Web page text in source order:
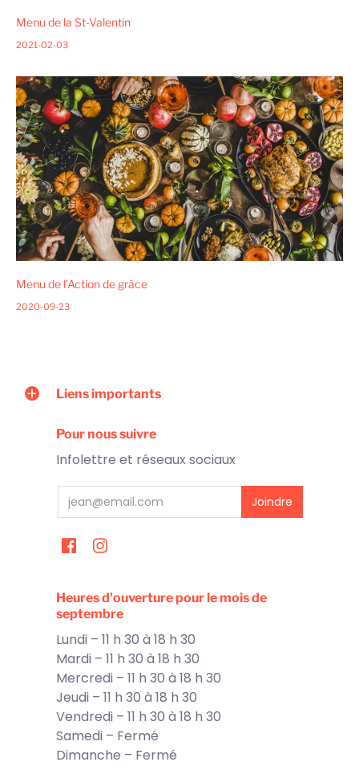
Menu de la St-Valentin
2021-02-03
Menu de l'Action de grâce
2020-09-23
Liens importants
Pour nous suivre
Infolettre et réseaux sociaux
Heures d'ouverture pour le mois de
septembre
Lundi – 11 h 30 à 18 h 30
Mardi – 11 h 30 à 18 h 30
Mercredi – 11 h 30 à 18 h 30
Jeudi – 11 h 30 à 18 h 30
Vendredi – 11 h 30 à 18 h 30
Samedi – Fermé
Dimanche – Fermé